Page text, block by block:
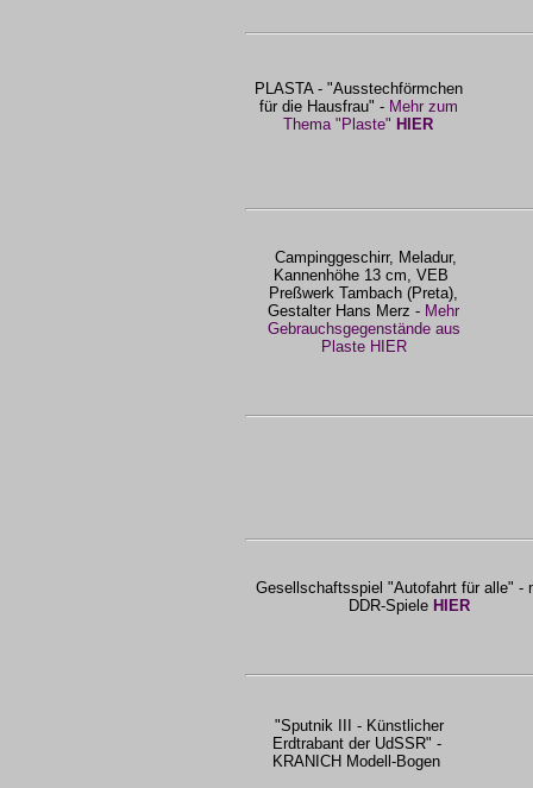
PLASTA - "Ausstechförmchen
für die Hausfrau" - Mehr zum
Thema "Plaste" HIER
Campinggeschirr, Meladur,
Kannenhöhe 13 cm, VEB
Preßwerk Tambach (Preta),
Gestalter Hans Merz - Mehr
Gebrauchsgegenstände aus
Plaste HIER
Gesellschaftsspiel "Autofahrt für alle" -
DDR-Spiele HIER
"Sputnik III - Künstlicher
Erdtrabant der UdSSR" -
KRANICH Modell-Bogen